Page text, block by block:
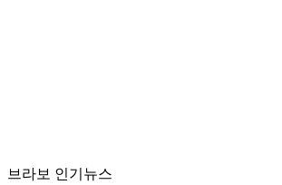
브라보 인기뉴스